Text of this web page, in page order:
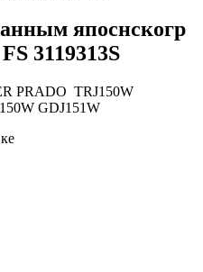
япоснскогр
FS 3119313S
PRADO TRJ150W
GDJ151W